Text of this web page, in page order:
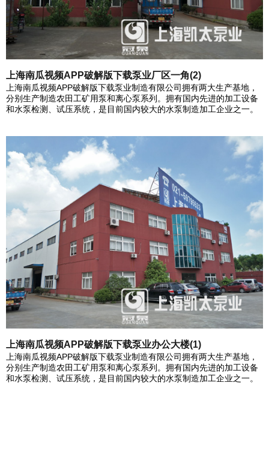
上海南瓜视频APP破解版下载泵业厂区一角(2)
上海南瓜视频APP破解版下载泵业制造有限公司拥有两大生产基地，
分别生产制造农田工矿用泵和离心泵系列。拥有国内先进的加工设备
和水泵检测、试压系统，是目前国内较大的水泵制造加工企业之一。
上海南瓜视频APP破解版下载泵业办公大楼(1)
上海南瓜视频APP破解版下载泵业制造有限公司拥有两大生产基地，
分别生产制造农田工矿用泵和离心泵系列。拥有国内先进的加工设备
和水泵检测、试压系统，是目前国内较大的水泵制造加工企业之一。